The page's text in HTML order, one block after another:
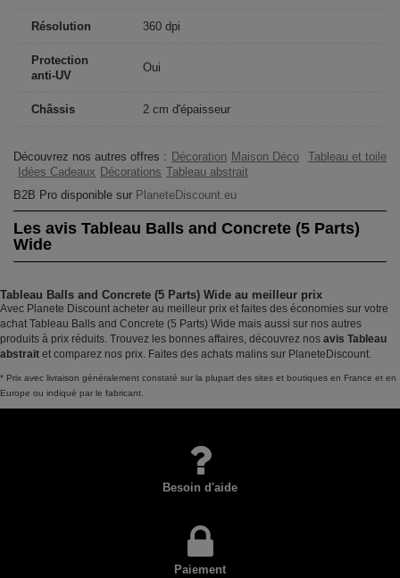
Résolution 360 dpi
Protection
anti-UV
Oui
Châssis 2 cm d'épaisseur
Découvrez nos autres offres : Décoration Maison Déco
Tableau et toile
Idées Cadeaux Décorations Tableau abstrait
B2B Pro disponible sur PlaneteDiscount.eu
Les avis Tableau Balls and Concrete (5 Parts)
Wide
Tableau Balls and Concrete (5 Parts) Wide au meilleur prix
Avec Planete Discount acheter au meilleur prix et faites des économies sur votre
achat Tableau Balls and Concrete (5 Parts) Wide mais aussi sur nos autres
produits à prix réduits. Trouvez les bonnes affaires, découvrez nos avis Tableau
abstrait et comparez nos prix. Faites des achats malins sur PlaneteDiscount.
* Prix avec livraison généralement constaté sur la plupart des sites et boutiques en France et en
Europe ou indiqué par le fabricant.
Besoin d'aide
Paiement